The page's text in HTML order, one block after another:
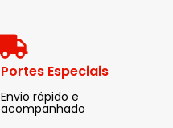
Portes Especiais
Envio rápido e
acompanhado